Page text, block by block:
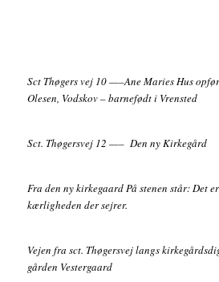
Sct Thøgers vej 10 —–Ane Maries Hus
Olesen, Vodskov – barnefødt i Vrensted
Sct. Thøgersvej 12 —– Den ny Kirkegård
Fra den ny kirkegaard På stenen står: Det
kærligheden der sejrer.
Vejen fra sct. Thøgersvej langs
gården Vestergaard